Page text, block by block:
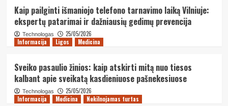
Kaip pailginti išmaniojo telefono tarnavimo laiką Vilniuje:
ekspertų patarimai ir dažniausių gedimų prevencija
Technologas
25/05/2026
Informacija
Ligos Medicina
Sveiko pasaulio žinios: kaip atskirti mitą nuo tiesos
kalbant apie sveikatą kasdieniuose pašnekesiuose
Technologas
25/05/2026
Informacija
Medicina Nekilnojamas turtas